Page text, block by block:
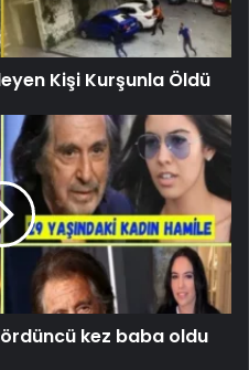
Kişi Kurşunla Öldü
kez baba oldu